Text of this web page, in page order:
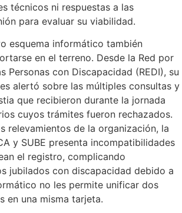
técnicos ni respuestas a las
para evaluar su viabilidad.
esquema informático también
en el terreno. Desde la Red por
Personas con Discapacidad (REDI), su
alertó sobre las múltiples consultas y
que recibieron durante la jornada
cuyos trámites fueron rechazados.
relevamientos de la organización, la
y SUBE presenta incompatibilidades
el registro, complicando
jubilados con discapacidad debido a
no les permite unificar dos
en una misma tarjeta.